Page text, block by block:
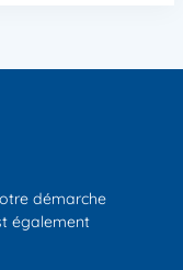
démarche
également